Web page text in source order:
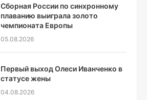
Сборная России по синхронному
плаванию выиграла золото
чемпионата Европы
05.08.2026
Первый выход Олеси Иванченко в
статусе жены
04.08.2026